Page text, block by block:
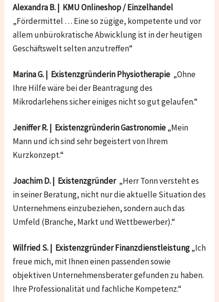
Alexandra B. | KMU Onlineshop / Einzelhandel
„Fördermittel … Eine so zügige, kompetente und vor
allem unbürokratische Abwicklung ist in der heutigen
Geschäftswelt selten anzutreffen“
Marina G. | Existenzgründerin Physiotherapie „Ohne
Ihre Hilfe wäre bei der Beantragung des
Mikrodarlehens sicher einiges nicht so gut gelaufen.“
Jeniffer R. | Existenzgründerin Gastronomie„Mein
Mann und ich sind sehr begeistert von Ihrem
Kurzkonzept.“
Joachim D. | Existenzgründer „Herr Tonn versteht es
in seiner Beratung, nicht nur die aktuelle Situation des
Unternehmens einzubeziehen, sondern auch das
Umfeld (Branche, Markt und Wettbewerber).“
Wilfried S. | Existenzgründer Finanzdienstleistung„Ich
freue mich, mit Ihnen einen passenden sowie
objektiven Unternehmensberater gefunden zu haben.
Ihre Professionalität und fachliche Kompetenz.“